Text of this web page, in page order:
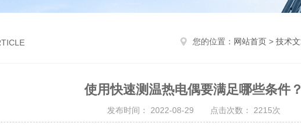
您的位置： 网站首页 > 技术
使用快速测温热电偶要满足哪些条件？
发布时间： 2022-08-29 点击次数： 2215次